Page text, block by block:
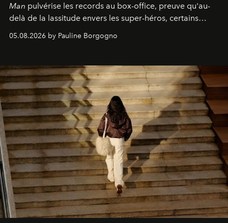
Man pulvérise les records au box-office, preuve qu'au-
delà de la lassitude envers les super-héros, certains
personnages continuent de susciter une ferveur intacte.
05.08.2026 by Pauline Borgogno